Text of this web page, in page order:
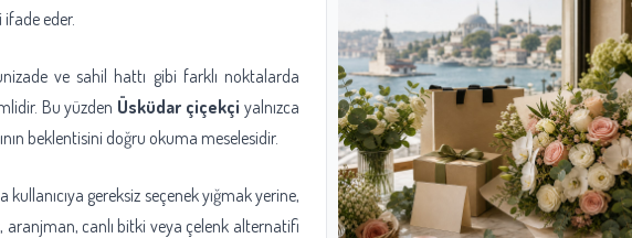
eder.
ve sahil hattı gibi farklı noktalarda
Bu yüzden Üsküdar çiçekçi yalnızca
beklentisini doğru okuma meselesidir.
kullanıcıya gereksiz seçenek yığmak yerine,
canlı bitki veya çelenk alternatifi